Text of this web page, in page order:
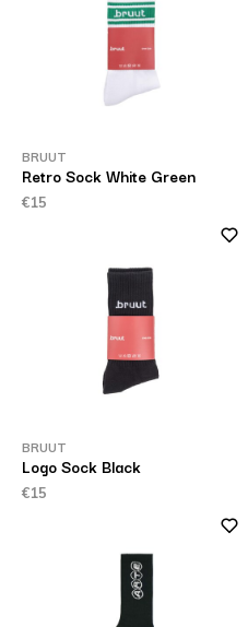
BRUUT
Retro Sock White Green
€15
BRUUT
Logo Sock Black
€15